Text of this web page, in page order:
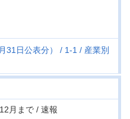
31日公表分） 1-1
産業別
月まで / 速報